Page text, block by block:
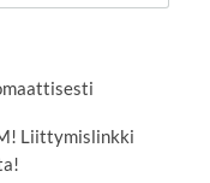
Liittymislinkki